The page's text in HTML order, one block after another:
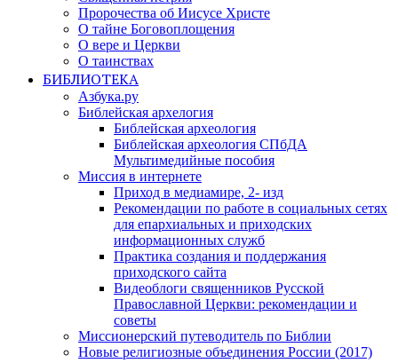
Пророчества об Иисусе Христе
О тайне Боговоплощения
О вере и Церкви
О таинствах
БИБЛИОТЕКА
Азбука.ру
Библейская архелогия
Библейская археология
Библейская археология СПбДА
Мультимедийные пособия
Миссия в интернете
Приход в медиамире, 2- изд
Рекомендации по работе в социальных сетях
для епархиальных и приходских
информационных служб
Практика создания и поддержания
приходского сайта
Видеоблоги священников Русской
Православной Церкви: рекомендации и
советы
Миссионерский путеводитель по Библии
Новые религиозные объединения России (2017)